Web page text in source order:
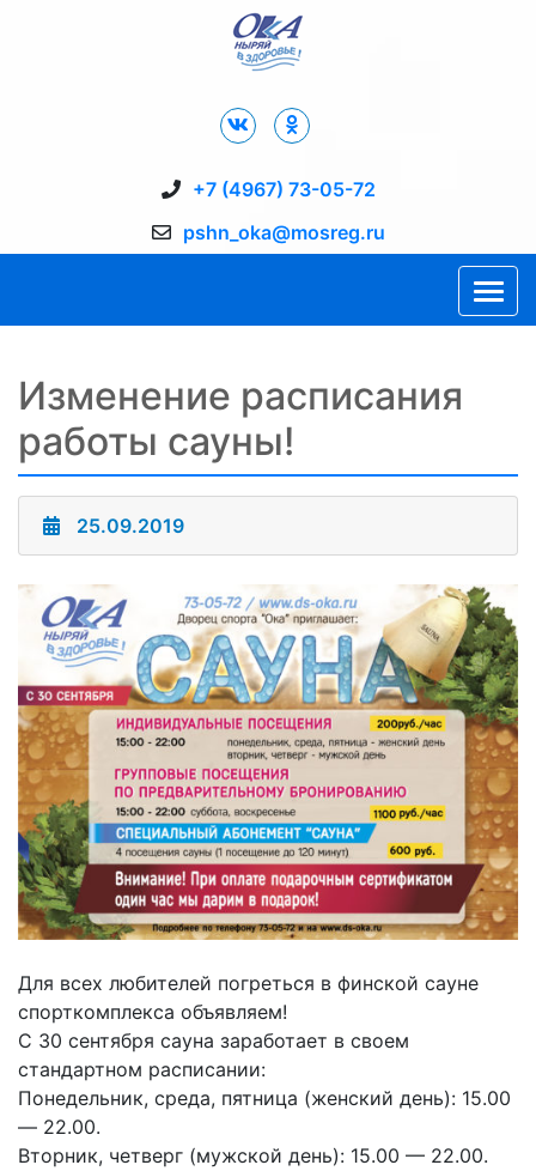
+7 (4967) 73-05-72
pshn_oka@mosreg.ru
Изменение расписания
работы сауны!
25.09.2019
Для всех любителей погреться в финской сауне
спорткомплекса объявляем!
С 30 сентября сауна заработает в своем
стандартном расписании:
Понедельник, среда, пятница (женский день): 15.00
— 22.00.
Вторник, четверг (мужской день): 15.00 — 22.00.